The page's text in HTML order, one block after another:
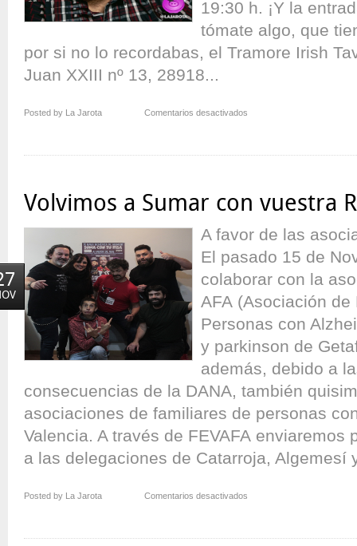
19:30 h. ¡Y la
tómate algo, que
por si no lo recordabas, el Tramore Irish
Juan XXIII nº 13, 28918...
Posted by La Jarota Comentarios desactivados
Volvimos a Sumar con vuestra
A favor de las
El pasado 15 de
colaborar con la
AFA (Asociación de
Personas con
y parkinson de
además, debido a
consecuencias de la DANA, también
asociaciones de familiares de personas
Valencia. A través de FEVAFA enviaremos
a las delegaciones de Catarroja, Algemesí
Posted by La Jarota Comentarios desactivados
Sumar